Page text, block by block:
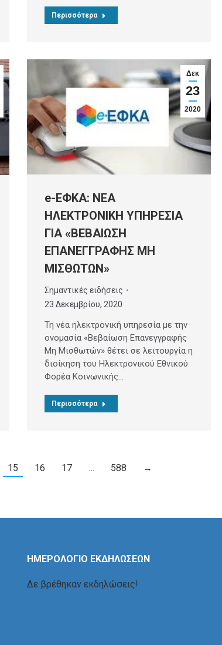
Περισσότερα
Δεκ
23
2020
e-ΕΦΚΑ: ΝΕΑ
ΗΛΕΚΤΡΟΝΙΚΗ ΥΠΗΡΕΣΙΑ
ΓΙΑ «ΒΕΒΑΙΩΣΗ
ΕΠΑΝΕΓΓΡΑΦΗΣ ΜΗ
ΜΙΣΘΩΤΩΝ»
Σημαντικές ειδήσεις
23 Δεκεμβρίου, 2020
Τη νέα ηλεκτρονική υπηρεσία με την
ονομασία «Βεβαίωση Επανεγγραφής
Μη Μισθωτών» θέτει σε λειτουργία η
διοίκηση του Ηλεκτρονικού Εθνικού
Φορέα Κοινωνικής…
Περισσότερα
15 16 17 … 588 →
ΗΜΕΡΟΛΟΓΙΟ ΕΚΔΗΛΩΣΕΩΝ
Δε βρέθηκαν εκδηλώσεις!